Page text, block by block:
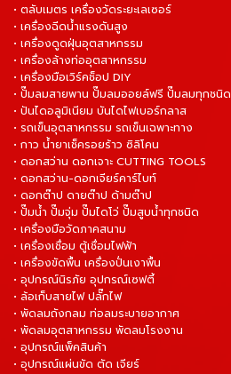
• ตลับเมตร เครื่องวัดระยะเลเซอร์
• เครื่องฉีดน้ำแรงดันสูง
• เครื่องดูดฝุ่นอุตสาหกรรม
• เครื่องล้างท่ออุตสาหกรรม
• เครื่องมือเวิร์คช็อป DIY
• ปั๊มลมสายพาน ปั๊มลมออยล์ฟรี ปั๊มลมทุกชนิด
• ปันไดอลูมิเนียม บันไดไฟเบอร์กลาส
• รถเข็นอุตสาหกรรม รถเข็นเฉพาะทาง
• กาว น้ำยาเช็ครอยร้าว ซิลิโคน
• ดอกสว่าน ดอกเจาะ CUTTING TOOLS
• ดอกสว่าน-ดอกเจียร์คาร์ไบท์
• ดอกต๊าป ดายต๊าป ด้ามต๊าป
• ปั๊มน้ำ ปั๊มจุ่ม ปั๊มไดโว่ ปั๊มสูบน้ำทุกชนิด
• เครื่องมือวัดภาคสนาม
• เครื่องเชื่อม ตู้เชื่อมไฟฟ้า
• เครื่องขัดพื้น เครื่องปั่นเงาพื้น
• อุปกรณ์นิรภัย อุปกรณ์เซฟตี้
• ล้อเก็บสายไฟ ปลั๊กไฟ
• พัดลมถังกลม ท่อลมระบายอากาศ
• พัดลมอุตสาหกรรม พัดลมโรงงาน
• อุปกรณ์แพ็คสินค้า
• อุปกรณ์แผ่นขัด ตัด เจียร์